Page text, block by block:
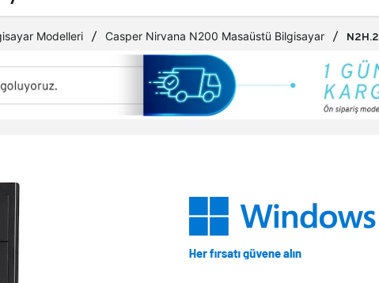
Modelleri Casper Nirvana N200 Masaüstü Bilgisayar